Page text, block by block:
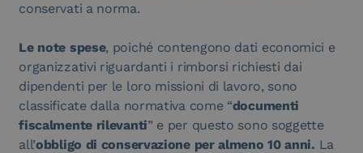
conservati a norma.
Le note spese, poiché contengono dati economici e
organizzativi riguardanti i rimborsi richiesti dai
dipendenti per le loro missioni di lavoro, sono
classificate dalla normativa come “documenti
fiscalmente rilevanti” e per questo sono soggette
all’obbligo di conservazione per almeno 10 anni. La